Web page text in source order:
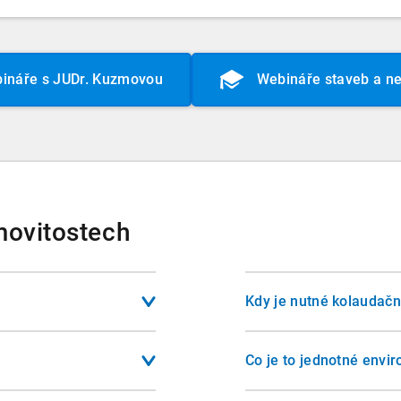
s JUDr. Kuzmovou Webináře staveb a
činností ze
na konkrétním
uzavřená
Kdy je nutné
Kolaudační rozhodnutí
typicky u staveb pro
Co je to jednotné
JES je závazné